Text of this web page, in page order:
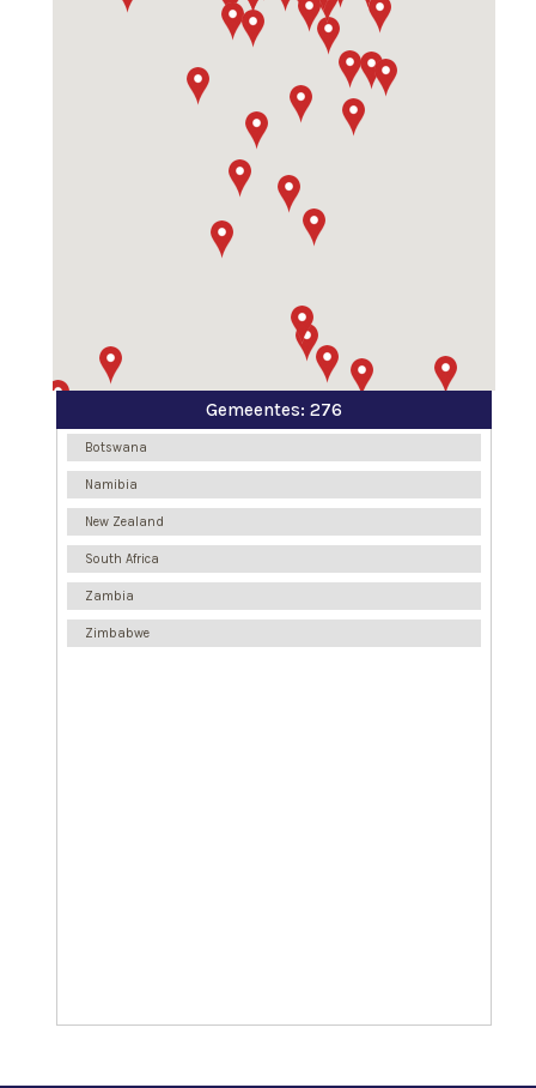
Gemeentes: 276
Botswana
Namibia
New Zealand
South Africa
Zambia
Zimbabwe